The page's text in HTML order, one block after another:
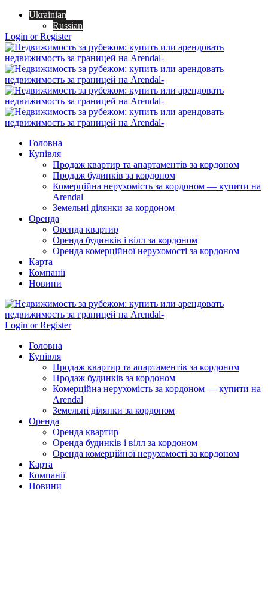
Ukrainian
Russian
Login or Register
Головна
Купівля
Продаж квартир та апартаментів за кордоном
Продаж будинків за кордоном
Комерційна нерухомість за кордоном — купити на
Arendal
Земельні ділянки за кордоном
Оренда
Оренда квартир
Оренда будинків і вілл за кордоном
Оренда комерційної нерухомості за кордоном
Карта
Компанії
Новини
Login or Register
Головна
Купівля
Продаж квартир та апартаментів за кордоном
Продаж будинків за кордоном
Комерційна нерухомість за кордоном — купити на
Arendal
Земельні ділянки за кордоном
Оренда
Оренда квартир
Оренда будинків і вілл за кордоном
Оренда комерційної нерухомості за кордоном
Карта
Компанії
Новини